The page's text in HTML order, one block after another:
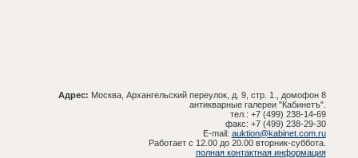
Адрес: Москва, Архангельский переулок, д. 9, стр. 1., домофон 8
антикварные галереи "Кабинетъ".
тел.: +7 (499) 238-14-69
факс: +7 (499) 238-29-30
E-mail: auktion@kabinet.com.ru
Работает с 12.00 до 20.00 вторник-суббота.
полная контактная информация